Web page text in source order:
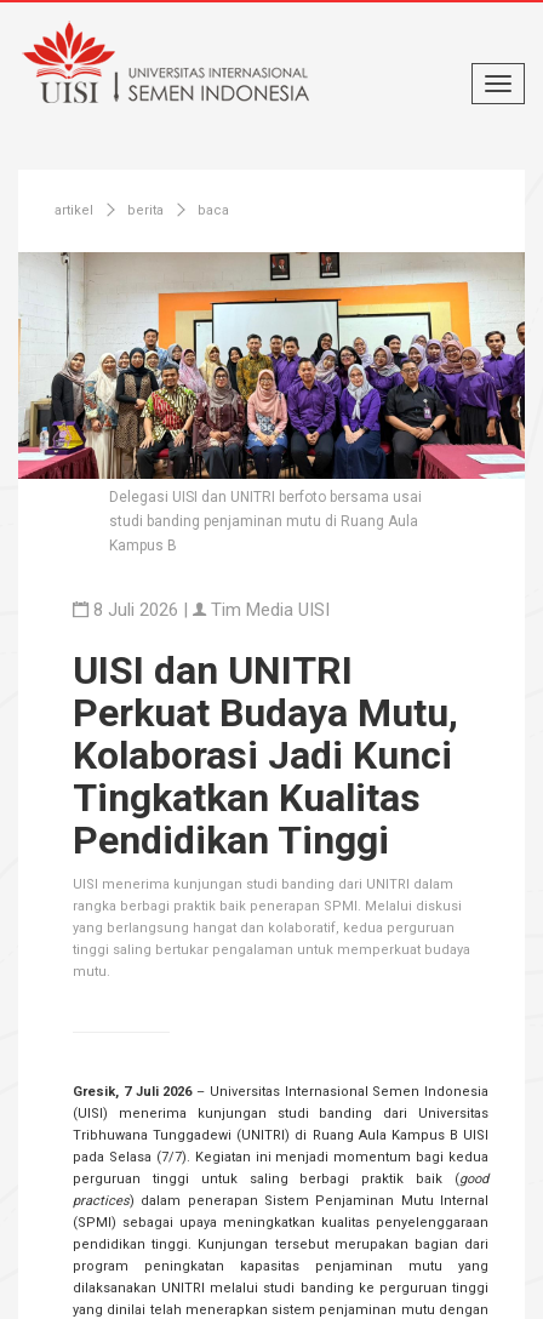
artikel berita baca
Delegasi UISI dan UNITRI berfoto bersama usai
studi banding penjaminan mutu di Ruang Aula
Kampus B
8 Juli 2026 | Tim Media UISI
UISI dan UNITRI
Perkuat Budaya Mutu,
Kolaborasi Jadi Kunci
Tingkatkan Kualitas
Pendidikan Tinggi
UISI menerima kunjungan studi banding dari UNITRI dalam
rangka berbagi praktik baik penerapan SPMI. Melalui diskusi
yang berlangsung hangat dan kolaboratif, kedua perguruan
tinggi saling bertukar pengalaman untuk memperkuat budaya
mutu.
Gresik, 7 Juli 2026– Universitas Internasional Semen Indonesia
(UISI) menerima kunjungan studi banding dari Universitas
Tribhuwana Tunggadewi (UNITRI) di Ruang Aula Kampus B UISI
pada Selasa (7/7). Kegiatan ini menjadi momentum bagi kedua
perguruan tinggi untuk saling berbagi praktik baik (good
practices) dalam penerapan Sistem Penjaminan Mutu Internal
(SPMI) sebagai upaya meningkatkan kualitas penyelenggaraan
pendidikan tinggi. Kunjungan tersebut merupakan bagian dari
program peningkatan kapasitas penjaminan mutu yang
dilaksanakan UNITRI melalui studi banding ke perguruan tinggi
yang dinilai telah menerapkan sistem penjaminan mutu dengan